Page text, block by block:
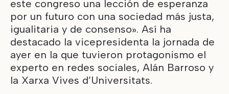
este congreso una lección de esperanza
por un futuro con una sociedad más justa,
igualitaria y de consenso». Así ha
destacado la vicepresidenta la jornada de
ayer en la que tuvieron protagonismo el
experto en redes sociales, Alán Barroso y
la Xarxa Vives d’Universitats.